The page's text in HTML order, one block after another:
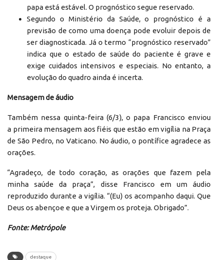
papa está estável. O prognóstico segue reservado.
Segundo o Ministério da Saúde, o prognóstico é a
previsão de como uma doença pode evoluir depois de
ser diagnosticada. Já o termo “prognóstico reservado”
indica que o estado de saúde do paciente é grave e
exige cuidados intensivos e especiais. No entanto, a
evolução do quadro ainda é incerta.
Mensagem de áudio
Também nessa quinta-feira (6/3), o papa Francisco enviou
a primeira mensagem aos fiéis que estão em vigília na Praça
de São Pedro, no Vaticano. No áudio, o pontífice agradece as
orações.
“Agradeço, de todo coração, as orações que fazem pela
minha saúde da praça”, disse Francisco em um áudio
reproduzido durante a vigília. “(Eu) os acompanho daqui. Que
Deus os abençoe e que a Virgem os proteja. Obrigado”.
Fonte: Metrópole
destaque